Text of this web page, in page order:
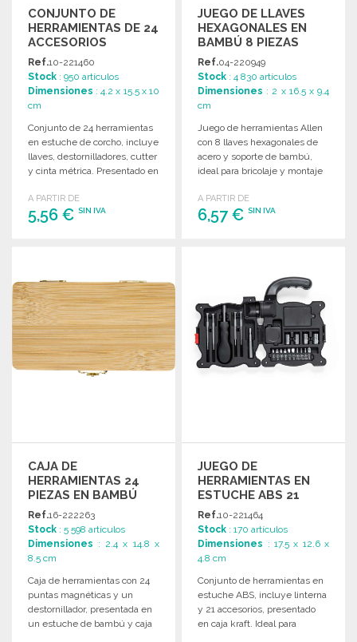
CONJUNTO DE
HERRAMIENTAS DE 24
ACCESORIOS
Ref.10-221460
Stock : 950 artículos
Dimensiones : 4.2 x 15.5 x 10
cm
Conjunto de 24 herramientas
en estuche de corcho, incluye
llaves, destornilladores, cutter
y cinta métrica. Presentado en
A PARTIR DE
5,56 € SIN IVA
JUEGO DE LLAVES
HEXAGONALES EN
BAMBÚ 8 PIEZAS
Ref.04-220949
Stock : 4 830 artículos
Dimensiones : 2 x 16.5 x 9.4
cm
Juego de herramientas Allen
con 8 llaves hexagonales de
acero y soporte de bambú,
ideal para bricolaje y montaje
A PARTIR DE
6,57 €SIN IVA
CAJA DE
HERRAMIENTAS 24
PIEZAS EN BAMBÚ
Ref.16-222263
Stock : 5 598 artículos
Dimensiones : 2.4 x 14.8 x
8.5 cm
Caja de herramientas con 24
puntas magnéticas y un
destornillador, presentada en
un estuche de bambú y caja
JUEGO DE
HERRAMIENTAS EN
ESTUCHE ABS 21
PIEZAS
Ref.10-221464
Stock : 170 artículos
Dimensiones : 17.5 x 12.6 x
4.8 cm
Conjunto de herramientas en
estuche ABS, incluye linterna
y 21 accesorios, presentado
en caja kraft. Ideal para